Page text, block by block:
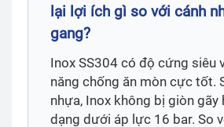
lại lợi ích gì so với cánh
gang?
Inox SS304 có độ cứng siêu
năng chống ăn mòn cực tốt.
nhựa, Inox không bị giòn gãy
dạng dưới áp lực 16 bar. So